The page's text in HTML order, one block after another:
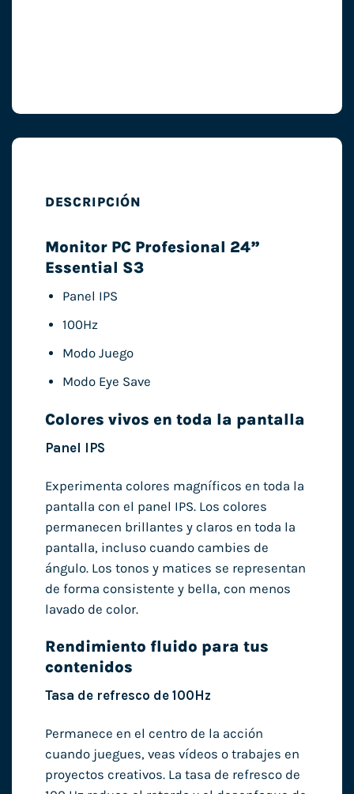
DESCRIPCIÓN
Monitor PC Profesional 24”
Essential S3
Panel IPS
100Hz
Modo Juego
Modo Eye Save
Colores vivos en toda la pantalla
Panel IPS
Experimenta colores magníficos en toda la
pantalla con el panel IPS. Los colores
permanecen brillantes y claros en toda la
pantalla, incluso cuando cambies de
ángulo. Los tonos y matices se representan
de forma consistente y bella, con menos
lavado de color.
Rendimiento fluido para tus
contenidos
Tasa de refresco de 100Hz
Permanece en el centro de la acción
cuando juegues, veas vídeos o trabajes en
proyectos creativos. La tasa de refresco de